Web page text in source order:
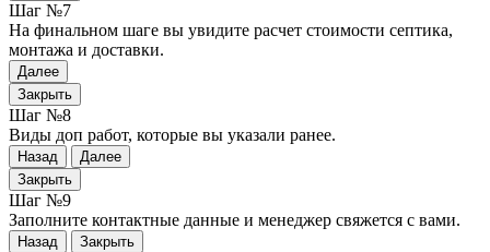
Шаг №7
На финальном шаге вы увидите расчет стоимости септика,
монтажа и доставки.
Далее
Закрыть
Шаг №8
Виды доп работ, которые вы указали ранее.
Назад
Далее
Закрыть
Шаг №9
Заполните контактные данные и менеджер свяжется с вами.
Назад Закрыть